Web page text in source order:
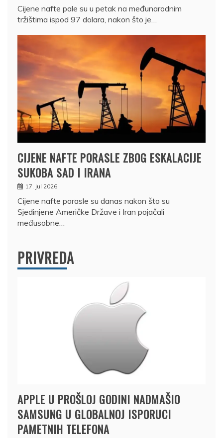
Cijene nafte pale su u petak na međunarodnim
tržištima ispod 97 dolara, nakon što je…
CIJENE NAFTE PORASLE ZBOG ESKALACIJE
SUKOBA SAD I IRANA
17. jul 2026.
Cijene nafte porasle su danas nakon što su
Sjedinjene Američke Države i Iran pojačali
međusobne…
PRIVREDA
APPLE U PROŠLOJ GODINI NADMAŠIO
SAMSUNG U GLOBALNOJ ISPORUCI
PAMETNIH TELEFONA